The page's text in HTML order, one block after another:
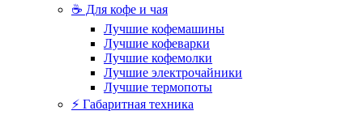
☕ Для кофе и чая
Лучшие кофемашины
Лучшие кофеварки
Лучшие кофемолки
Лучшие электрочайники
Лучшие термопоты
⚡ Габаритная техника